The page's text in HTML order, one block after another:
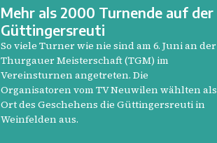
Mehr als 2000 Turnende auf der
Güttingersreuti
So viele Turner wie nie sind am 6. Juni an der
Thurgauer Meisterschaft (TGM) im
Vereinsturnen angetreten. Die
Organisatoren vom TV Neuwilen wählten als
Ort des Geschehens die Güttingersreuti in
Weinfelden aus.